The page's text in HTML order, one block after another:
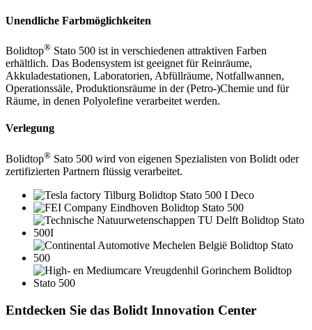
Unendliche Farbmöglichkeiten
Bolidtop® Stato 500 ist in verschiedenen attraktiven Farben
erhältlich. Das Bodensystem ist geeignet für Reinräume,
Akkuladestationen, Laboratorien, Abfüllräume, Notfallwannen,
Operationssäle, Produktionsräume in der (Petro-)Chemie und für
Räume, in denen Polyolefine verarbeitet werden.
Verlegung
Bolidtop® Sato 500 wird von eigenen Spezialisten von Bolidt oder
zertifizierten Partnern flüssig verarbeitet.
Entdecken Sie das Bolidt Innovation Center